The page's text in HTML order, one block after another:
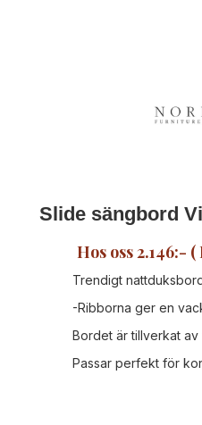
Slide sängbord
‍Hos oss 2.146:-
Trendigt
-Ribborna ger en
Bordet är tillverkat
Passar perfekt för